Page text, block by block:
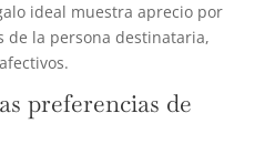
ideal muestra aprecio por
de la persona destinataria,
preferencias de